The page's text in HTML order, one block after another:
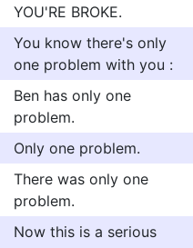
YOU'RE BROKE.
You know there's only
one problem with you :
Ben has only one
problem.
Only one problem.
There was only one
problem.
Now this is a serious